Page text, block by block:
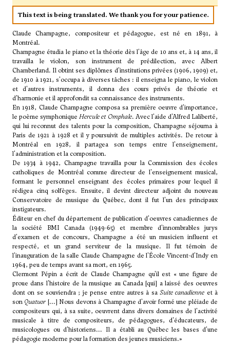
This text is being translated. We thank you for your patience.
Claude Champagne, compositeur et pédagogue, est né en 1891, à
Montréal.
Champagne étudia le piano et la théorie dès l'âge de 10 ans et, à 14 ans, il
travailla le violon, son instrument de prédilection, avec Albert
Chamberland. Il obtint ses diplômes d'institutions privées (1906, 1909) et,
de 1910 à 1921, s'occupa à diverses tâches : il enseigna le piano, le violon
et d'autres instruments, il donna des cours privés de théorie et
d'harmonie et il approfondit sa connaissance des instruments.
En 1918, Claude Champagne composa sa première oeuvre d'importance,
le poème symphoniqueHercule et Omphale. Avec l'aide d'Alfred Laliberté,
qui lui reconnut des talents pour la composition, Champagne séjourna à
Paris de 1921 à 1928 et il y poursuivit de multiples activités. De retour à
Montréal en 1928, il partagea son temps entre l'enseignement,
l'administration et la composition.
De 1934 à 1942, Champagne travailla pour la Commission des écoles
catholiques de Montréal comme directeur de l'enseignement musical,
formant le personnel enseignant des écoles primaires pour lequel il
rédigea cinq solfèges. Ensuite, il devint directeur adjoint du nouveau
Conservatoire de musique du Québec, dont il fut l'un des principaux
instigateurs.
Éditeur en chef du département de publication d'oeuvres canadiennes de
la société BMI Canada (1949-65) et membre d'innombrables jurys
d'examen et de concours, Champagne a été un musicien influent et
respecté, et un grand serviteur de la musique. Il fut témoin de
l'inauguration de la salle Claude Champagne de l'École Vincent-d'Indy en
1964, peu de temps avant sa mort, en 1965.
Clermont Pépin a écrit de Claude Champagne qu'il est « une figure de
proue dans l'histoire de la musique au Canada [qui] a laissé des oeuvres
dont on se souviendra ; je pense entre autres à sa Suite canadienne et à
son Quatuor [...] Nous devons à Champagne d'avoir formé une pléiade de
compositeurs qui, à sa suite, oeuvrent dans divers domaines de l'activité
musicale à titre de compositeurs, de pédagogues, d'éducateurs, de
musicologues ou d'historiens... Il a établi au Québec les bases d'une
pédagogie moderne pour la formation des jeunes musiciens.»